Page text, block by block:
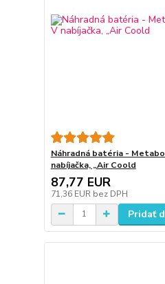
Náhradná batéria - Metabo
nabíjačka, „Air Coold
87,77 EUR
71,36 EUR bez DPH
Pridať